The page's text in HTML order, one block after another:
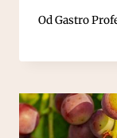
OdGastro